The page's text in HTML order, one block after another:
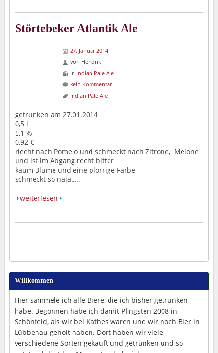
Störtebeker Atlantik Ale
27. Januar 2014
von Hendrik
in Indian Pale Ale
kein Kommentar
Indian Pale Ale
getrunken am 27.01.2014
0,5 l
5,1 %
0,92 €
riecht nach Pomelo und schmeckt nach Zitrone, Melone
und ist im Abgang recht bitter
kaum Blume und eine plörrige Farbe
schmeckt so naja…..
weiterlesen
Willkommen
Hier sammele ich alle Biere, die ich bisher getrunken
habe. Begonnen habe ich damit Pfingsten 2008 in
Schönfeld, als wir bei Kathes waren und wir noch Bier in
Lübbenau geholt haben. Dort haben wir viele
verschiedene Sorten gekauft und getrunken und so